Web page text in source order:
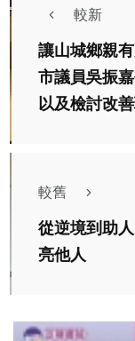
較新
讓山城鄉親
市議員吳振
以及檢討改
較舊
從逆境到助
亮他人